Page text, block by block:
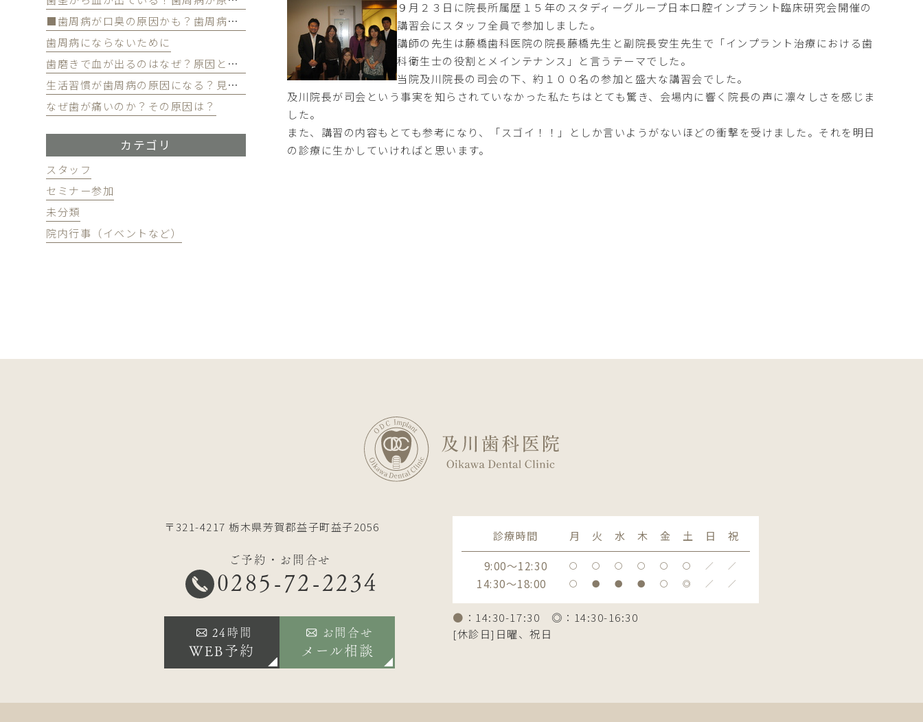
９月２３日に院長所属歴１５年のスタディーグループ日本口腔インプラント臨床研究会開催の
講習会にスタッフ全員で参加しました。
講師の先生は藤橋歯科医院の院長藤橋先生と副院長安生先生で「インプラント治療における歯
科衛生士の役割とメインテナンス」と言うテーマでした。
当院及川院長の司会の下、約１００名の参加と盛大な講習会でした。
及川院長が司会という事実を知らされていなかった私たちはとても驚き、会場内に響く院長の声に凛々しさを感じま
した。
また、講習の内容もとても参考になり、「スゴイ！！」としか言いようがないほどの衝撃を受けました。それを明日
の診療に生かしていければと思います。
■歯周病が口臭の原因かも？歯周病と口臭の関係について
歯周病にならないために
歯磨きで血が出るのはなぜ？原因と対策を解説
生活習慣が歯周病の原因になる？見直すべき習慣とは？
なぜ歯が痛いのか？その原因は？
カテゴリ
スタッフ
セミナー参加
未分類
院内行事（イベントなど）
〒321-4217 栃木県芳賀郡益子町益子2056
ご予約・お問合せ
0285-72-2234
24時間
WEB予約
お問合せ
メール相談
診療時間 月 火 水 木 金 土 日
祝
9:00～12:30
〇 〇 〇 〇 〇 〇 ／ ／
14:30～18:00 〇 ● ● ● 〇 ◎ ／ ／
● ：14:30-17:30 ◎：14:30-16:30
[休診日]日曜、祝日